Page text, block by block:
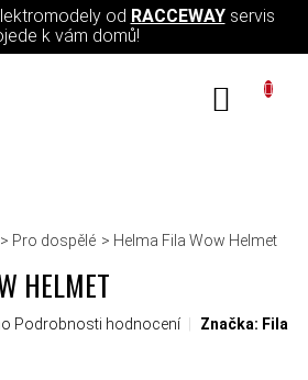
od RACCEWAYservis
k vám domů!
Pro dospělé Helma Fila Wow Helmet
HELMET
produktu je 0,0 z 5 hvězdiček.
Podrobnosti hodnocení Značka: Fila